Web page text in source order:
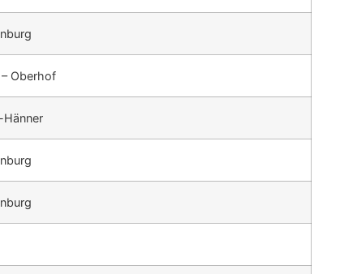
Oberhof
Hänner